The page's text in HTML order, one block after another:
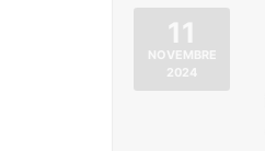
11
NOVEMBRE
2024